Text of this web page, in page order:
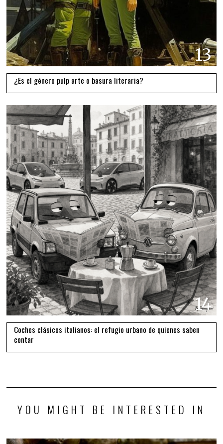
13
¿Es el género pulp arte o basura literaria?
14
Coches clásicos italianos: el refugio urbano de quienes saben
contar
YOU MIGHT BE INTERESTED IN